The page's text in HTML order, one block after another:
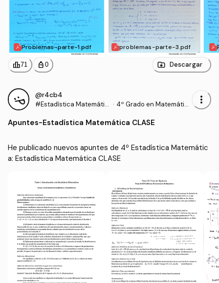
Problemas-parte-1.pdf problemas-parte-3.pdf
leaderboard71 personal_bag 0 Descargar
@r4cb4
#Estadística Matemátic · 4º Grado en Matemátic
more_vert
Apuntes-Estadística Matemática CLASE
He publicado nuevos apuntes de 4º Estadística Matemátic
a: Estadística Matemática CLASE